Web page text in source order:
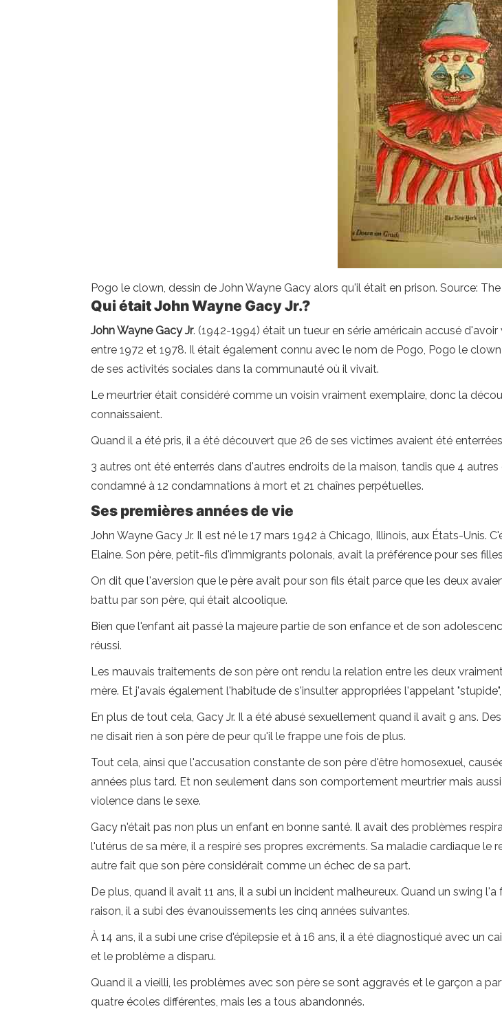
Pogo le clown, dessin de John Wayne Gacy alors qu'il était en prison. Source:
Qui était John Wayne Gacy Jr.?
John Wayne Gacy Jr. (1942-1994) était un tueur en série américain accusé
entre 1972 et 1978. Il était également connu avec le nom de Pogo, Pogo le
de ses activités sociales dans la communauté où il vivait.
Le meurtrier était considéré comme un voisin vraiment exemplaire, donc la
connaissaient.
Quand il a été pris, il a été découvert que 26 de ses victimes avaient été
3 autres ont été enterrés dans d'autres endroits de la maison, tandis que 4
condamné à 12 condamnations à mort et 21 chaînes perpétuelles.
Ses premières années de vie
John Wayne Gacy Jr. Il est né le 17 mars 1942 à Chicago, Illinois, aux États-
Elaine. Son père, petit-fils d'immigrants polonais, avait la préférence pour ses
On dit que l'aversion que le père avait pour son fils était parce que les deux
battu par son père, qui était alcoolique.
Bien que l'enfant ait passé la majeure partie de son enfance et de son
réussi.
Les mauvais traitements de son père ont rendu la relation entre les deux
mère. Et j'avais également l'habitude de s'insulter appropriées l'appelant
En plus de tout cela, Gacy Jr. Il a été abusé sexuellement quand il avait 9 ans.
ne disait rien à son père de peur qu'il le frappe une fois de plus.
Tout cela, ainsi que l'accusation constante de son père d'être homosexuel,
années plus tard. Et non seulement dans son comportement meurtrier mais
violence dans le sexe.
Gacy n'était pas non plus un enfant en bonne santé. Il avait des problèmes
l'utérus de sa mère, il a respiré ses propres excréments. Sa maladie cardiaque
autre fait que son père considérait comme un échec de sa part.
De plus, quand il avait 11 ans, il a subi un incident malheureux. Quand un swing
raison, il a subi des évanouissements les cinq années suivantes.
À 14 ans, il a subi une crise d'épilepsie et à 16 ans, il a été diagnostiqué avec un
et le problème a disparu.
Quand il a vieilli, les problèmes avec son père se sont aggravés et le garçon a
quatre écoles différentes, mais les a tous abandonnés.